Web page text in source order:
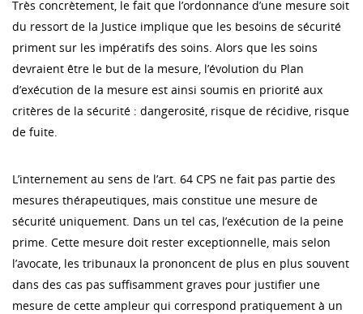
Très concrètement, le fait que l’ordonnance d’une mesure soit
du ressort de la Justice implique que les besoins de sécurité
priment sur les impératifs des soins. Alors que les soins
devraient être le but de la mesure, l’évolution du Plan
d’exécution de la mesure est ainsi soumis en priorité aux
critères de la sécurité : dangerosité, risque de récidive, risque
de fuite.
L’internement au sens de l’art. 64 CPS ne fait pas partie des
mesures thérapeutiques, mais constitue une mesure de
sécurité uniquement. Dans un tel cas, l’exécution de la peine
prime. Cette mesure doit rester exceptionnelle, mais selon
l’avocate, les tribunaux la prononcent de plus en plus souvent
dans des cas pas suffisamment graves pour justifier une
mesure de cette ampleur qui correspond pratiquement à un